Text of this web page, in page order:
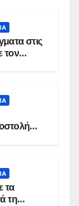
στις
τον
τα
τη